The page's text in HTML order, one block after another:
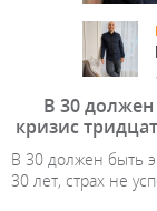
В 30 должен
кризис
В 30 должен быть
30 лет, страх не